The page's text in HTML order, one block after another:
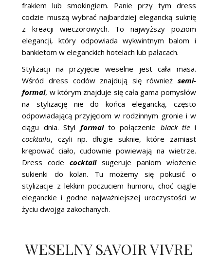
frakiem lub smokingiem. Panie przy tym dress
codzie muszą wybrać najbardziej elegancką suknię
z kreacji wieczorowych. To najwyższy poziom
elegancji, który odpowiada wykwintnym balom i
bankietom w eleganckich hotelach lub pałacach.
Stylizacji na przyjęcie weselne jest cała masa.
Wśród dress codów znajdują się również semi-
formal, w którym znajduje się cała gama pomysłów
na stylizację nie do końca elegancką, często
odpowiadającą przyjęciom w rodzinnym gronie i w
ciągu dnia. Styl formalto połączenie black tie i
cocktailu, czyli np. długie suknie, które zamiast
krępować ciało, cudownie powiewają na wietrze.
Dress codecocktailsugeruje paniom włożenie
sukienki do kolan. Tu możemy się pokusić o
stylizacje z lekkim poczuciem humoru, choć ciągle
eleganckie i godne najważniejszej uroczystości w
życiu dwojga zakochanych.
WESELNY SAVOIR VIVRE